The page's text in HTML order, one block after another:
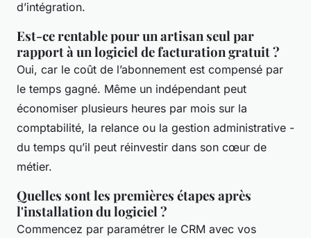
d’intégration.
Est-ce rentable pour un artisan seul par
rapport à un logiciel de facturation gratuit ?
Oui, car le coût de l’abonnement est compensé par
le temps gagné. Même un indépendant peut
économiser plusieurs heures par mois sur la
comptabilité, la relance ou la gestion administrative -
du temps qu’il peut réinvestir dans son cœur de
métier.
Quelles sont les premières étapes après
l'installation du logiciel ?
Commencez par paramétrer le CRM avec vos